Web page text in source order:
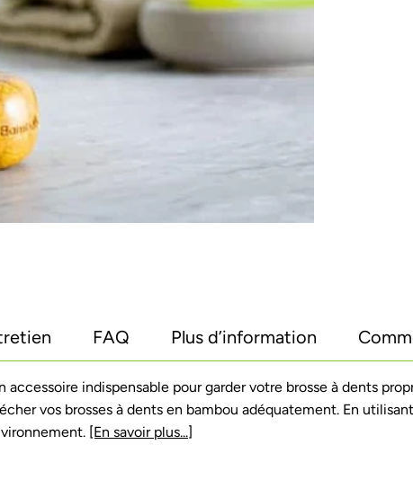
FAQ Plus d’information
indispensable pour garder votre brosse à dents
vos brosses à dents en bambou adéquatement. En
[En savoir plus...]